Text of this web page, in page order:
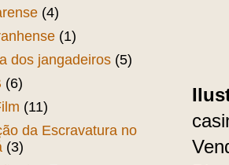
(4)
(1)
dos jangadeiros (5)
(6)
(11)
da Escravatura no
(3)